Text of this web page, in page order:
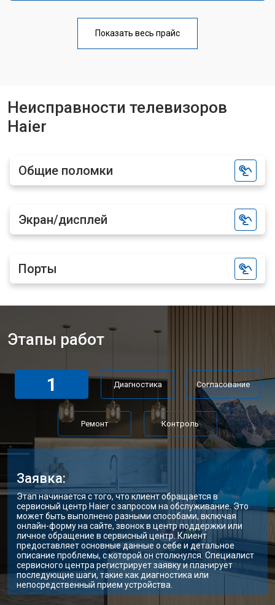
Ремонт блока управления от 3100 ₽
Прошивка телевизора Haier
Показать весь прайс
Неисправности телевизоров
Haier
Общие поломки
Экран/дисплей
Порты
Этапы работ
1 Диагностика Согласование
Ремонт Контроль
Заявка:
Этап начинается с того, что клиент обращается в
сервисный центр Haier с запросом на обслуживание. Это
может быть выполнено разными способами, включая
онлайн-форму на сайте, звонок в центр поддержки или
личное обращение в сервисный центр. Клиент
предоставляет основные данные о себе и детальное
описание проблемы, с которой он столкнулся. Специалист
сервисного центра регистрирует заявку и планирует
последующие шаги, такие как диагностика или
непосредственный прием устройства.